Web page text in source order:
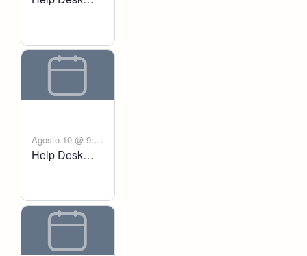
Agosto 10 @ 9:00
am - 6:00 pm
Help Desk